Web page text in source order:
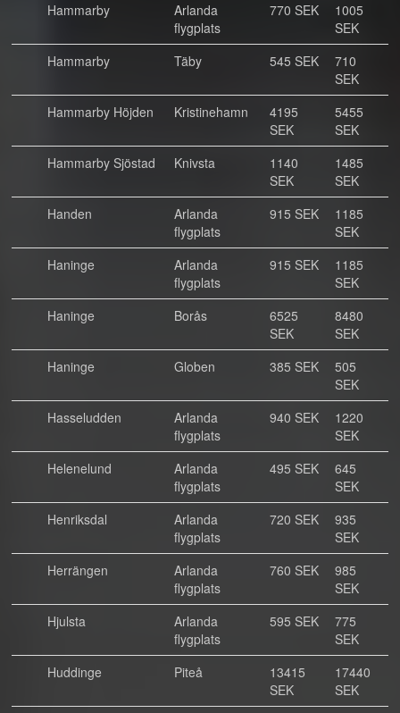
Hammarby
Arlanda
flygplats
770 SEK
1005
SEK
Hammarby
Täby 545 SEK
710
SEK
Hammarby Höjden
Kristinehamn
4195
SEK
5455
SEK
Hammarby Sjöstad
Knivsta
1140
SEK
1485
SEK
Handen
Arlanda
flygplats
915 SEK
1185
SEK
Haninge
Arlanda
flygplats
915 SEK
1185
SEK
Haninge
Borås
6525
SEK
8480
SEK
Haninge
Globen 385 SEK
505
SEK
Hasseludden
Arlanda
flygplats
940 SEK
1220
SEK
Helenelund
Arlanda
flygplats
495 SEK
645
SEK
Henriksdal
Arlanda
flygplats
720 SEK
935
SEK
Herrängen
Arlanda
flygplats
760 SEK
985
SEK
Hjulsta
Arlanda
flygplats
595 SEK
775
SEK
Huddinge
Piteå
13415
SEK
17440
SEK